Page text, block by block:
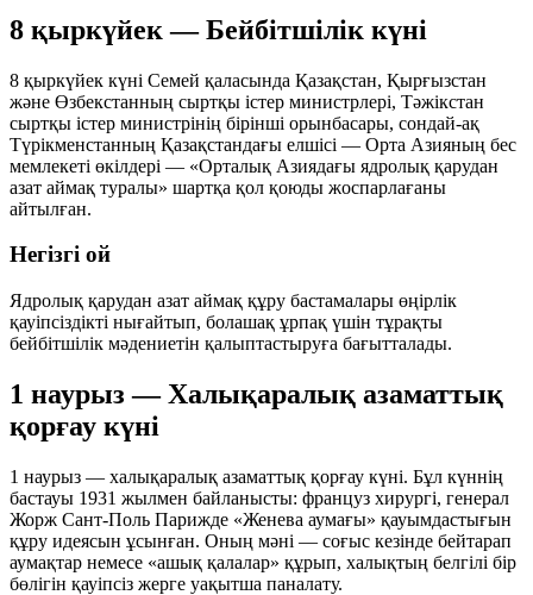
8 қыркүйек — Бейбітшілік күні
8 қыркүйек күні Семей қаласында Қазақстан, Қырғызстан
және Өзбекстанның сыртқы істер министрлері, Тәжікстан
сыртқы істер министрінің бірінші орынбасары, сондай-ақ
Түрікменстанның Қазақстандағы елшісі — Орта Азияның бес
мемлекеті өкілдері — «Орталық Азиядағы ядролық қарудан
азат аймақ туралы» шартқа қол қоюды жоспарлағаны
айтылған.
Негізгі ой
Ядролық қарудан азат аймақ құру бастамалары өңірлік
қауіпсіздікті нығайтып, болашақ ұрпақ үшін тұрақты
бейбітшілік мәдениетін қалыптастыруға бағытталады.
1 наурыз — Халықаралық азаматтық
қорғау күні
1 наурыз — халықаралық азаматтық қорғау күні. Бұл күннің
бастауы 1931 жылмен байланысты: француз хирургі, генерал
Жорж Сант-Поль Парижде «Женева аумағы» қауымдастығын
құру идеясын ұсынған. Оның мәні — соғыс кезінде бейтарап
аумақтар немесе «ашық қалалар» құрып, халықтың белгілі бір
бөлігін қауіпсіз жерге уақытша паналату.